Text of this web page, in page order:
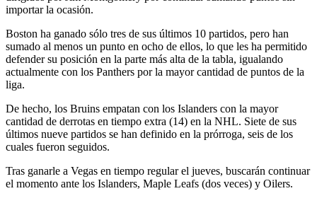
importar la ocasión.
Boston ha ganado sólo tres de sus últimos 10 partidos, pero han
sumado al menos un punto en ocho de ellos, lo que les ha permitido
defender su posición en la parte más alta de la tabla, igualando
actualmente con los Panthers por la mayor cantidad de puntos de la
liga.
De hecho, los Bruins empatan con los Islanders con la mayor
cantidad de derrotas en tiempo extra (14) en la NHL. Siete de sus
últimos nueve partidos se han definido en la prórroga, seis de los
cuales fueron seguidos.
Tras ganarle a Vegas en tiempo regular el jueves, buscarán continuar
el momento ante los Islanders, Maple Leafs (dos veces) y Oilers.